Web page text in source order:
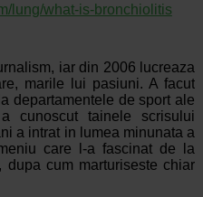
lung/what-is-bronchiolitis
iar din 2006 lucreaza
marile lui pasiuni. A facut
departamentele de sport ale
cunoscut tainele scrisului
a intrat in lumea minunata a
care l-a fascinat de la
dupa cum marturiseste chiar